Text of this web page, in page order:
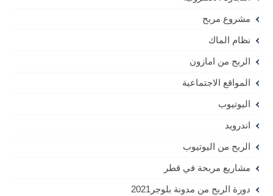
مشروع مربح
نظام الماك
الربح من امازون
المواقع الاجتماعية
اليوتيوب
اندرويد
الربح من اليوتيوب
مشاريع مربحة في قطر
دورة الربح من مدونة بلوجر2021